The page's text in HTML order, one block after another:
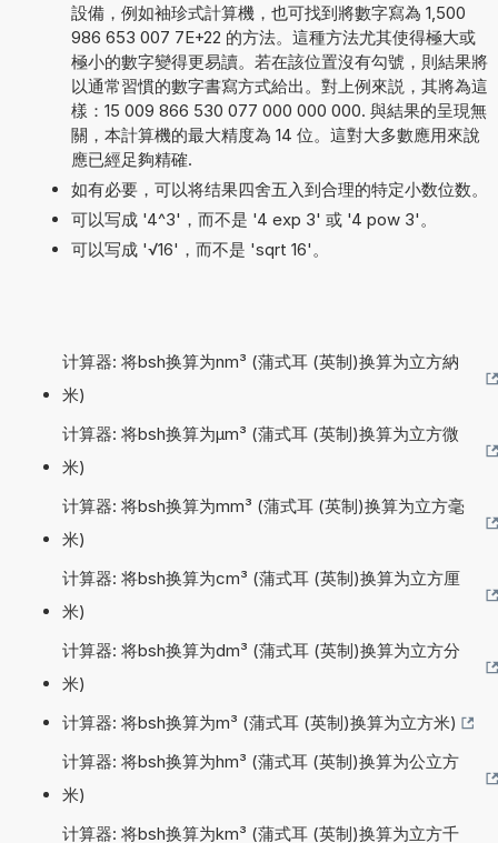
設備，例如袖珍式計算機，也可找到將數字寫為 1,500
986 653 007 7E+22 的方法。這種方法尤其使得極大或
極小的數字變得更易讀。若在該位置沒有勾號，則結果將
以通常習慣的數字書寫方式給出。對上例來説，其將為這
樣：15 009 866 530 077 000 000 000. 與結果的呈現無
關，本計算機的最大精度為 14 位。這對大多數應用來說
應已經足夠精確.
如有必要，可以将结果四舍五入到合理的特定小数位数。
可以写成 '4^3'，而不是 '4 exp 3' 或 '4 pow 3'。
可以写成 '√16'，而不是 'sqrt 16'。
计算器: 将bsh换算为nm³ (蒲式耳 (英制)换算为立方納
米)
计算器: 将bsh换算为µm³ (蒲式耳 (英制)换算为立方微
米)
计算器: 将bsh换算为mm³ (蒲式耳 (英制)换算为立方毫
米)
计算器: 将bsh换算为cm³ (蒲式耳 (英制)换算为立方厘
米)
计算器: 将bsh换算为dm³ (蒲式耳 (英制)换算为立方分
米)
计算器: 将bsh换算为m³ (蒲式耳 (英制)换算为立方米)
计算器: 将bsh换算为hm³ (蒲式耳 (英制)换算为公立方
米)
计算器: 将bsh换算为km³ (蒲式耳 (英制)换算为立方千